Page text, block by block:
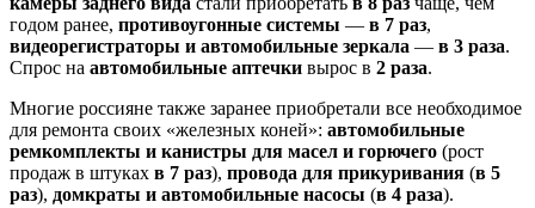
годом ранее, противоугонные системы — в 7 раз,
видеорегистраторы и автомобильные зеркала — в 3 раза.
Спрос на автомобильные аптечки вырос в 2 раза.
Многие россияне также заранее приобретали все необходимое
для ремонта своих «железных коней»: автомобильные
ремкомплекты и канистры для масел и горючего (рост
продаж в штуках в 7 раз), провода для прикуривания (в 5
раз), домкраты и автомобильные насосы (в 4 раза).